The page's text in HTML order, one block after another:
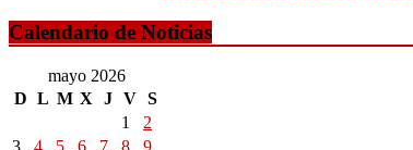
Calendario de Noticias
mayo 2026
D L M X J V S
1
2